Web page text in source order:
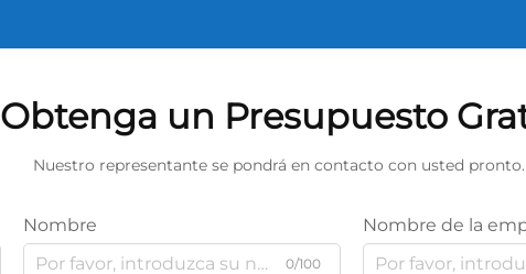
Obtenga un Presupuesto
Nuestro representante se pondrá en contacto con usted pronto.
Nombre
0/100
Nombre de la